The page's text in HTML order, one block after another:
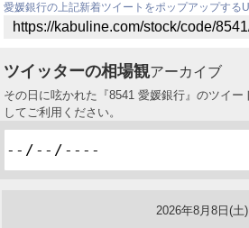
愛媛銀行の上記新着ツイートをポップアップする
ツイッターの相場観アーカイブ
その日に呟かれた『8541 愛媛銀行』のツイ
してご利用ください。
2026年8月8日(土)